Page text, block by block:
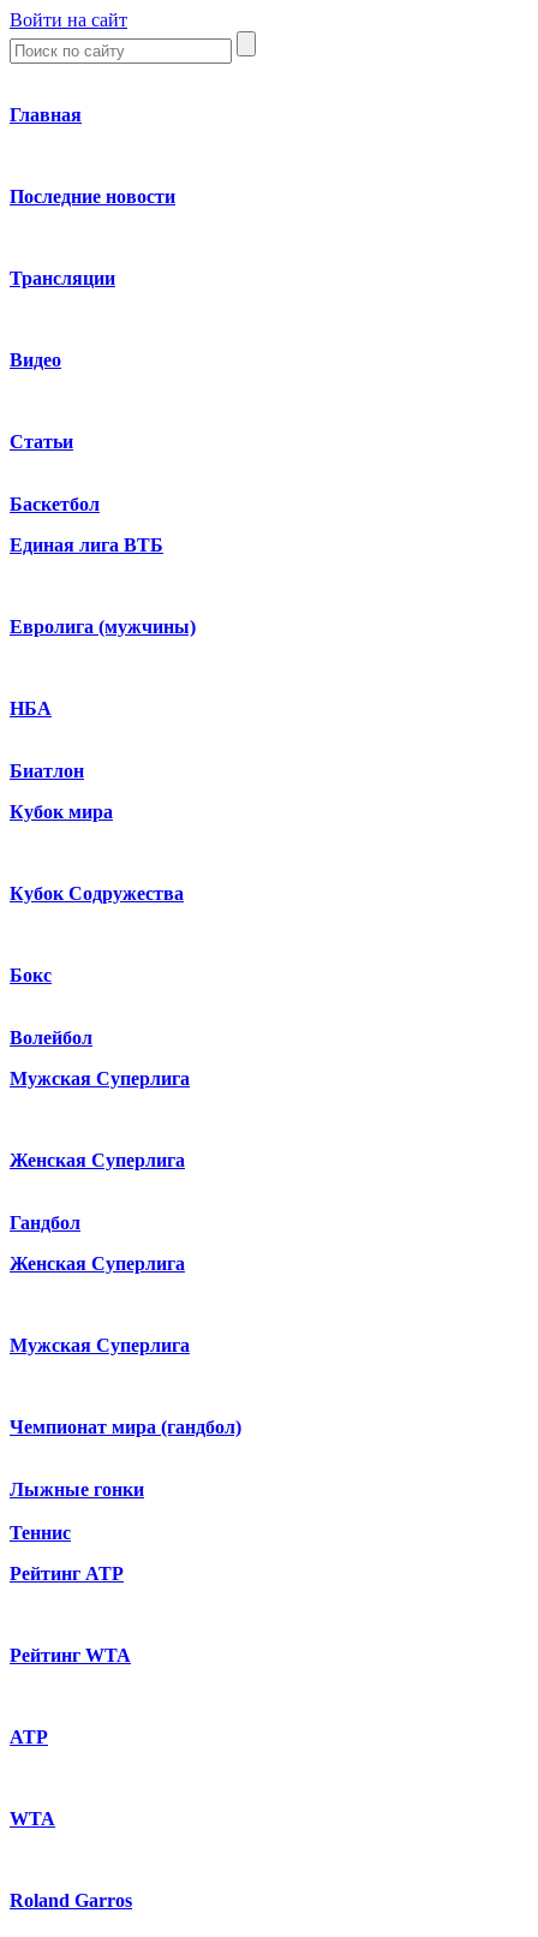
Войти на сайт
Главная
Последние новости
Трансляции
Видео
Статьи
Баскетбол
Единая лига ВТБ
Евролига (мужчины)
НБА
Биатлон
Кубок мира
Кубок Содружества
Бокс
Волейбол
Мужская Суперлига
Женская Суперлига
Гандбол
Женская Суперлига
Мужская Суперлига
Чемпионат мира (гандбол)
Лыжные гонки
Теннис
Рейтинг ATP
Рейтинг WTA
ATP
WTA
Roland Garros